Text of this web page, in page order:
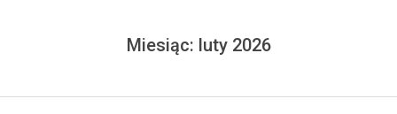
Miesiąc: luty 2026